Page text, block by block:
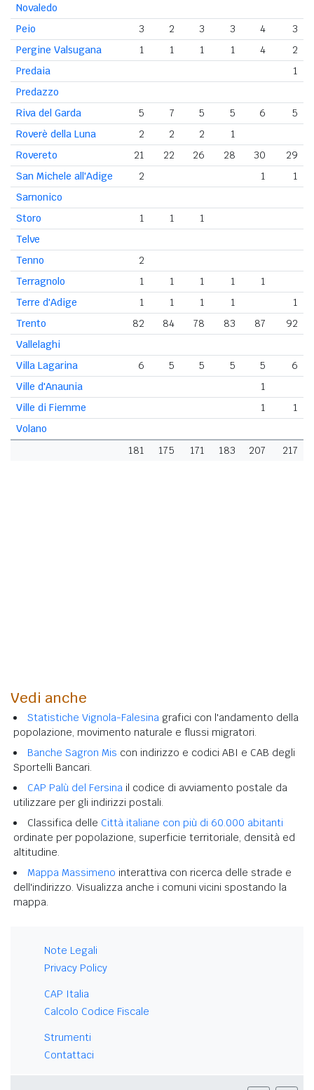
Novaledo
Peio
3 2 3 3 4
3
Pergine Valsugana
1 1 1 1 4
2
Predaia
1
Predazzo
Riva del Garda
5 7 5 5 6
5
Roverè della Luna
2 2 2
1
Rovereto
21 22 26 28 30
29
San Michele all'Adige
2 1
1
Sarnonico
Storo
1 1
1
Telve
Tenno
2
Terragnolo
1 1 1 1
1
Terre d'Adige
1 1 1 1
1
Trento
82 84 78 83 87
92
Vallelaghi
Villa Lagarina
6 5 5 5 5
6
Ville d'Anaunia
1
Ville di Fiemme
1
1
Volano
181
175 171 183 207 217
Vedi anche
Statistiche Vignola-Falesina grafici con l'andamento della
popolazione, movimento naturale e flussi migratori.
Banche Sagron Mis con indirizzo e codici ABI e CAB degli
Sportelli Bancari.
CAP Palù del Fersina il codice di avviamento postale da
utilizzare per gli indirizzi postali.
Classifica delle Città italiane con più di 60.000 abitanti
ordinate per popolazione, superficie territoriale, densità ed
altitudine.
Mappa Massimeno interattiva con ricerca delle strade e
dell'indirizzo. Visualizza anche i comuni vicini spostando la
mappa.
Note Legali
Privacy Policy
CAP Italia
Calcolo Codice Fiscale
Strumenti
Contattaci